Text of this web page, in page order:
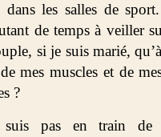
dans les salles de
de temps à veiller
si je suis marié,
mes muscles et de
?
pas en train